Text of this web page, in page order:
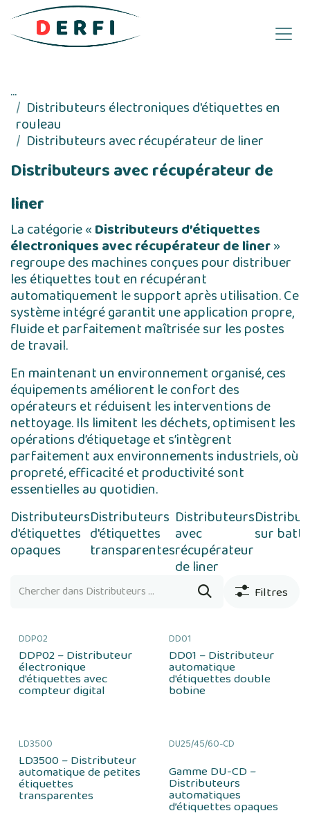
Se rendre au contenu
...
Distributeurs électroniques d'étiquettes en
rouleau
Distributeurs avec récupérateur de liner
Distributeurs avec récupérateur de
liner
La catégorie «Distributeurs d’étiquettes
électroniques avec récupérateur de liner»
regroupe des machines conçues pour distribuer
les étiquettes tout en récupérant
automatiquement le support après utilisation. Ce
système intégré garantit une application propre,
fluide et parfaitement maîtrisée sur les postes
de travail.
En maintenant un environnement organisé, ces
équipements améliorent le confort des
opérateurs et réduisent les interventions de
nettoyage. Ils limitent les déchets, optimisent les
opérations d’étiquetage et s’intègrent
parfaitement aux environnements industriels, où
propreté, efficacité et productivité sont
essentielles au quotidien.
Distributeurs
d'étiquettes
opaques
Distributeurs
d'étiquettes
transparentes
Distributeurs
avec
récupérateur
de liner
sur
Filtres
DDP02
DDP02 – Distributeur
électronique
d'étiquettes avec
compteur digital
DD01
DD01 – Distributeur
automatique
d'étiquettes double
bobine
LD3500
LD3500 – Distributeur
automatique de petites
étiquettes
transparentes
DU25/45/60-CD
Gamme DU-CD –
Distributeurs
automatiques
d’étiquettes opaques